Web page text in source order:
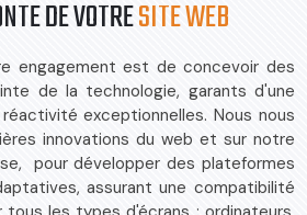
DE VOTRESITE WEB
engagement est de concevoir des
de la technologie, garants d'une
exceptionnelles. Nous nous
innovations du web et sur notre
pour développer des plateformes
assurant une compatibilité